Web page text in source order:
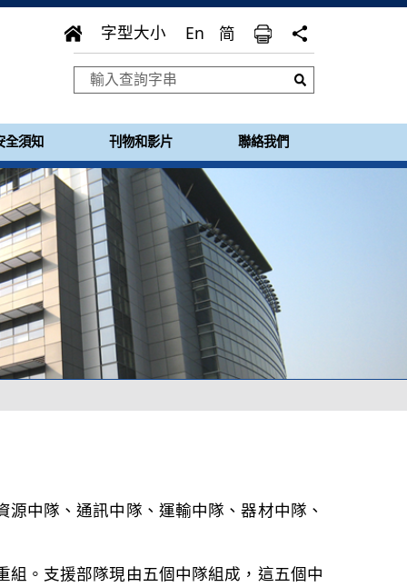
字型大小 En 简
全須知 刊物和影片 聯絡我們
中隊、通訊中隊、運輸中隊、器材中隊、
組。支援部隊現由五個中隊組成，這五個中